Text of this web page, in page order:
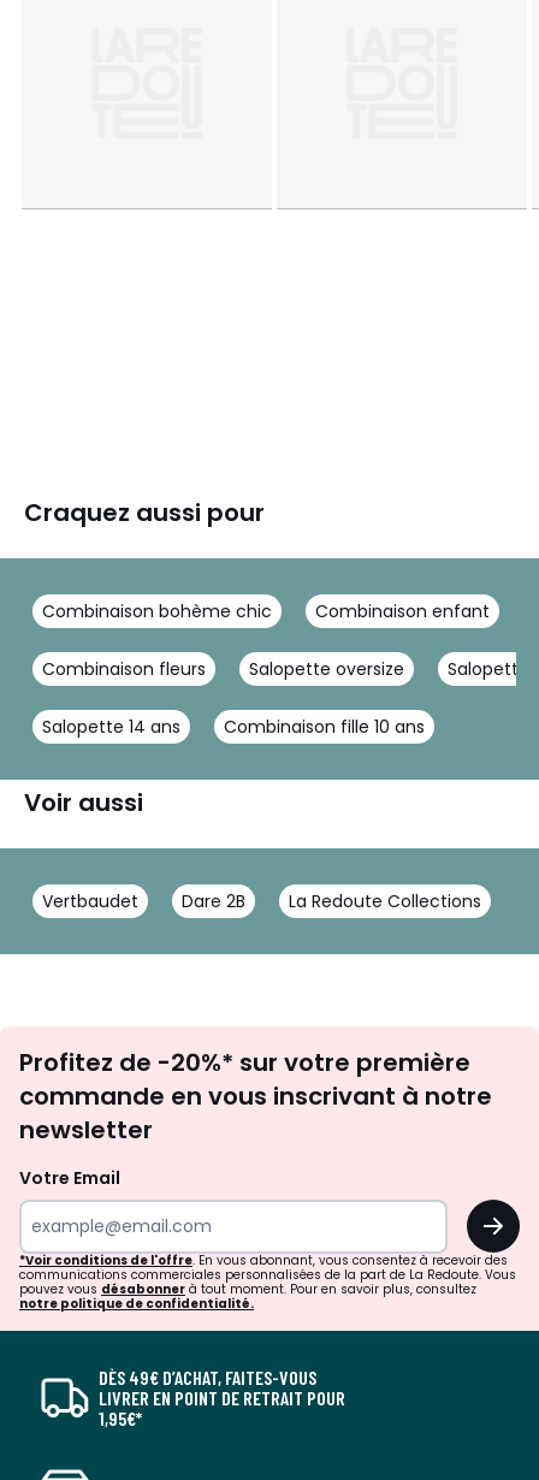
Craquez aussi pour
Combinaison bohème chic Combinaison enfant
Combinaison fleurs Salopette oversize Salopette
Salopette 14 ans Combinaison fille 10 ans
Voir aussi
Vertbaudet Dare 2B La Redoute Collections
newsletter
Profitez de -20%* sur votre première
commande en vous inscrivant à notre
newsletter
Votre Email
OK
*Voir conditions de l'offre. En vous abonnant, vous consentez à recevoir des
communications commerciales personnalisées de la part de La Redoute. Vous
pouvez vous désabonner à tout moment. Pour en savoir plus, consultez
notre politique de confidentialité.
DÈS 49€ D’ACHAT, FAITES-VOUS
LIVRER EN POINT DE RETRAIT POUR
1,95€*